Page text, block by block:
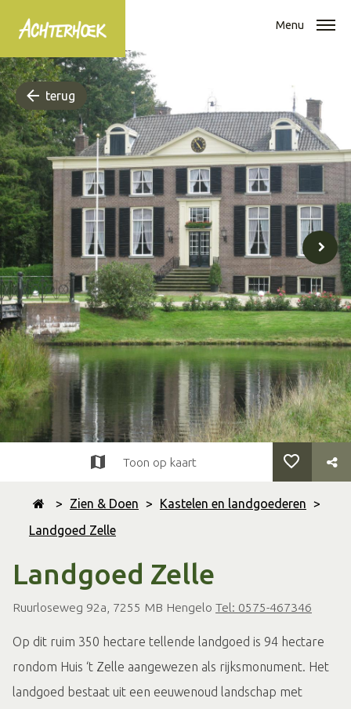
Menu
terug
> Zien & Doen > Kastelen en landgoederen >
Landgoed Zelle
Landgoed Zelle
Ruurloseweg 92a, 7255 MB Hengelo Tel: 0575-467346
Toon op kaart
Op dit ruim 350 hectare tellende landgoed is 94 hectare
rondom Huis ‘t Zelle aangewezen als rijksmonument. Het
landgoed bestaat uit een eeuwenoud landschap met